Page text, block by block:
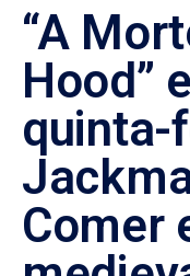
“A
Hood”
quinta-
Comer